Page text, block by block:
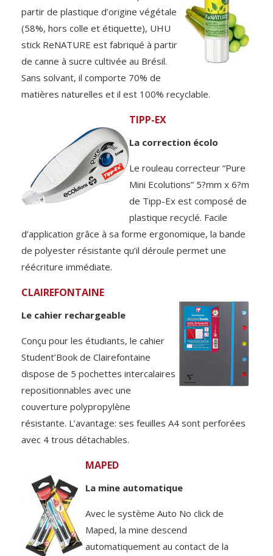
partir de plastique d’origine végétale
(58%, hors colle et étiquette), UHU
stick ReNATURE est fabriqué à partir
de canne à sucre cultivée au Brésil.
Sans solvant, il comporte 70% de
matières naturelles et il est 100% recyclable.
TIPP-EX
La correction écolo
Le rouleau correcteur “Pure
Mini Ecolutions” 5?mm x 6?m
de Tipp-Ex est composé de
plastique recyclé. Facile
d’application grâce à sa forme ergonomique, la bande
de polyester résistante qu’il déroule permet une
réécriture immédiate.
CLAIREFONTAINE
Le cahier rechargeable
Conçu pour les étudiants, le cahier
Student’Book de Clairefontaine
dispose de 5 pochettes intercalaires
repositionnables avec une
couverture polypropylène
résistante. L’avantage: ses feuilles A4 sont perforées
avec 4 trous détachables.
MAPED
La mine automatique
Avec le système Auto No click de
Maped, la mine descend
automatiquement au contact de la